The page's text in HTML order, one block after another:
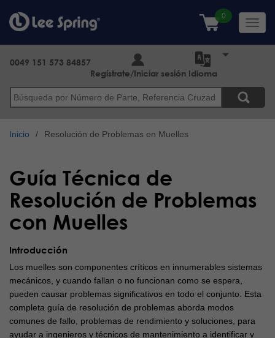
contenido
principal
Buscar
0049 151 573 84857
Regístrate/Iniciar sesiónIdioma
Inicio Resolución de Problemas en Muelles
Guía Técnica de
Resolución de Problemas
con Muelles
Introducción
Los muelles son componentes críticos en innumerables sistemas
mecánicos, y cuando fallan o no funcionan como se espera,
pueden causar problemas significativos en todo el conjunto. Esta
completa guía de resolución de problemas aborda modos
comunes de fallo, problemas de rendimiento y soluciones, para
ayudar a ingenieros y técnicos de mantenimiento a identificar y